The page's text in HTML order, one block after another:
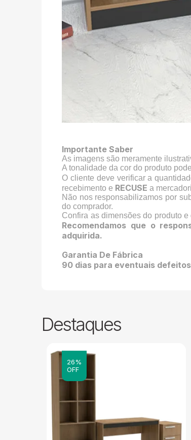
Importante Saber
As imagens são meramente
A tonalidade da cor do produto
O cliente deve verificar a
recebimento e RECUSE a
Não nos responsabilizamos por
do comprador.
Confira as dimensões do produto
Recomendamos que o
adquirida.
Garantia De Fábrica
90 dias para eventuais
Destaques
26%
OFF